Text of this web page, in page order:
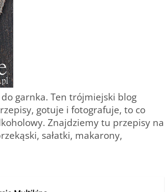
garnka. Ten trójmiejski blog
gotuje i fotografuje, to co
Znajdziemy tu przepisy na
sałatki, makarony,